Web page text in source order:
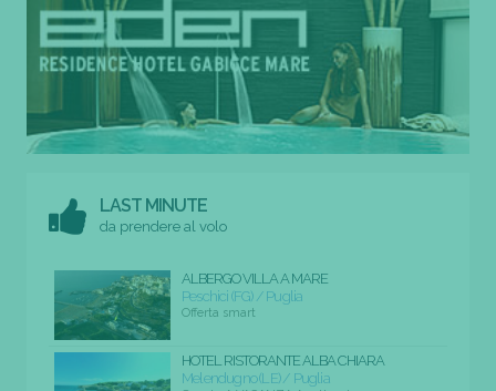
LAST MINUTE
da prendere al volo
ALBERGO VILLA A MARE
Peschici (FG) / Puglia
Offerta smart
HOTEL RISTORANTE ALBA CHIARA
Melendugno (LE) / Puglia